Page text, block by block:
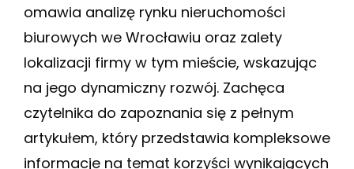
omawia analizę rynku nieruchomości
biurowych we Wrocławiu oraz zalety
lokalizacji firmy w tym mieście, wskazując
na jego dynamiczny rozwój. Zachęca
czytelnika do zapoznania się z pełnym
artykułem, który przedstawia kompleksowe
informacje na temat korzyści wynikających